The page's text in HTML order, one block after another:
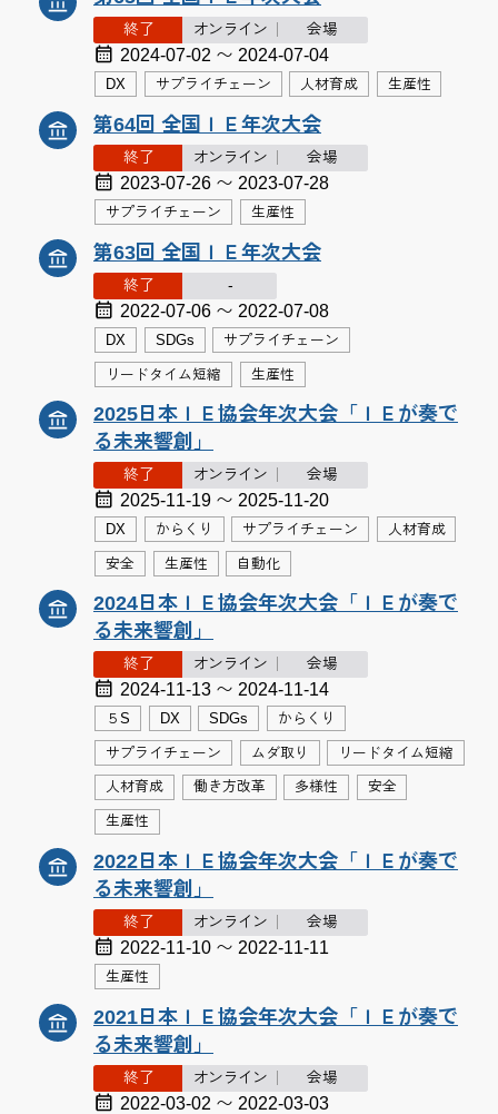
終了 オンライン 会場
2024-07-02 〜 2024-07-04
DX サプライチェーン 人材育成 生産性
第64回 全国ＩＥ年次大会
終了 オンライン 会場
2023-07-26 〜 2023-07-28
サプライチェーン 生産性
第63回 全国ＩＥ年次大会
終了 -
2022-07-06 〜 2022-07-08
DX SDGs サプライチェーン
リードタイム短縮 生産性
2025日本ＩＥ協会年次大会「ＩＥが奏で
る未来響創」
終了 オンライン 会場
2025-11-19 〜 2025-11-20
DX からくり サプライチェーン 人材育成
安全 生産性 自動化
2024日本ＩＥ協会年次大会「ＩＥが奏で
る未来響創」
終了 オンライン 会場
2024-11-13 〜 2024-11-14
５S DX SDGs からくり
サプライチェーン ムダ取り リードタイム短縮
人材育成 働き方改革 多様性 安全
生産性
2022日本ＩＥ協会年次大会「ＩＥが奏で
る未来響創」
終了 オンライン 会場
2022-11-10 〜 2022-11-11
生産性
2021日本ＩＥ協会年次大会「ＩＥが奏で
る未来響創」
終了 オンライン 会場
2022-03-02 〜 2022-03-03